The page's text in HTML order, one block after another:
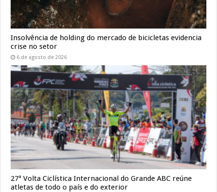
Insolvência de holding do mercado de bicicletas evidencia
crise no setor
6 de agosto de 2026
27ª Volta Ciclística Internacional do Grande ABC reúne
atletas de todo o país e do exterior